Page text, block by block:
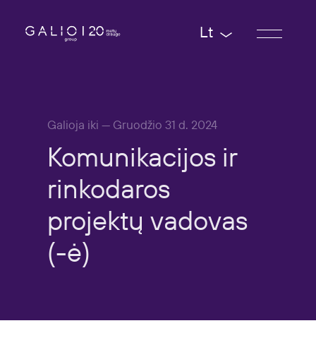
Lt
Galioja iki — Gruodžio 31 d. 2024
Komunikacijos ir
rinkodaros
projektų vadovas
(-ė)